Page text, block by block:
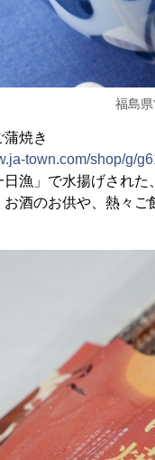
福島
焼き
town.com/shop/g/
漁」で水揚げされた
お酒のお供や、熱々